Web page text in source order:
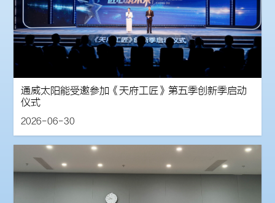
通威太阳能受邀参加《天府工匠》第五季创新季启动
仪式
2026-06-30